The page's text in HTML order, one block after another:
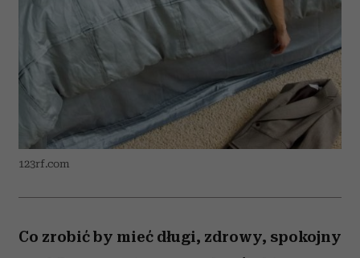
123rf.com
Co zrobić by mieć długi, zdrowy, spokojny